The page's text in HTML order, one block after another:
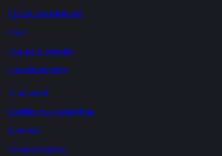
Sõiduki taustakontroll
Meist
Lisa autoteenindus
Lisa eripakkumine
Tingimused
Konfidentsiaalsuspoliitika
Küpsised
Käitumiskoodeks